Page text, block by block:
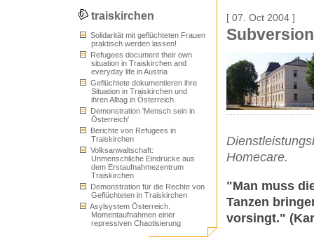
traiskirchen
Solidarität mit geflüchteten Frauen
praktisch werden lassen!
Refugees document their own
situation in Traiskirchen and
everyday life in Austria
Geflüchtete dokumentieren ihre
Situation in Traiskirchen und
ihren Alltag in Österreich
Demonstration 'Mensch sein in
Österreich'
Berichte von Refugees in
Traiskirchen
Volksanwaltschaft:
Unmenschliche Eindrücke aus
dem Erstaufnahmezentrum
Traiskirchen
Demonstration für die Rechte von
Geflüchteten in Traiskirchen
Asylsystem Österreich.
Momentaufnahmen einer
repressiven Chaotisierung
[ 07. Oct 2004 ]
Homecare.
"Man muss
Tanzen
vorsingt."